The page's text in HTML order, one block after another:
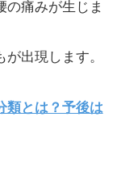
の痛みが生じま
出現します。
類とは？予後は